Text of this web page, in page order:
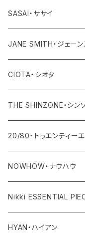
その他
ワンピース・オールインワ
その他
ボトム
ワンピース・オールイン
その他
アウター
トップス
ボトム
ワンピース・サロペット
その他
SASAI・ササイ
JANE SMITH・ジェーン
アウター
トップス
ボトム
ワンピース・サロペット
その他
CIOTA・シオタ
アウター
トップス
ボトム
ワンピース・サロペット
その他
THE SHINZONE・シン
アウター
トップス
ボトム
デニム
ワンピース・サロペット
20/80・トゥエンティー
バッグ
その他
NOWHOW・ナウハウ
バッグ
その他
Nikki ESSENTIAL
アウター
HYAN・ハイアン